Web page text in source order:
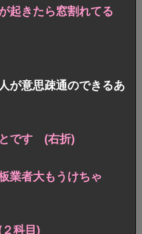
起きたら窓割れてる
が意思疎通のできるあ
です (右折)
業者大もうけちゃ
科目)